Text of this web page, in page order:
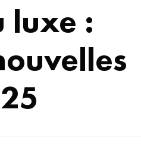
luxe :
DU LUXE
DE LUXE
DES